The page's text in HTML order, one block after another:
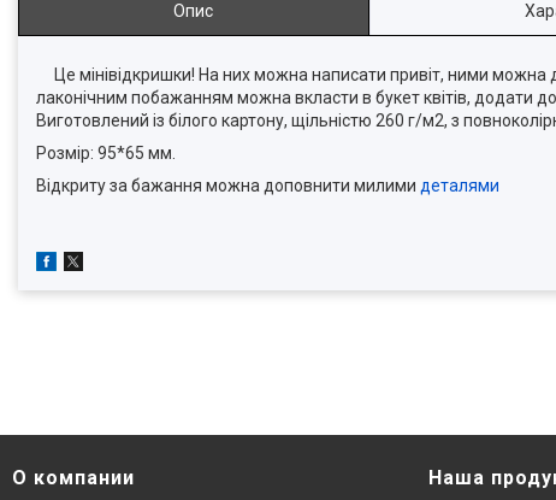
Опис
Це мінівідкришки! На них можна написати привіт, ними можна
лаконічним побажанням можна вкласти в букет квітів, додати
Виготовлений із білого картону, щільністю 260 г/м2, з
Розмір: 95*65 мм.
Відкриту за бажання можна доповнити милими деталями
О компании Наша